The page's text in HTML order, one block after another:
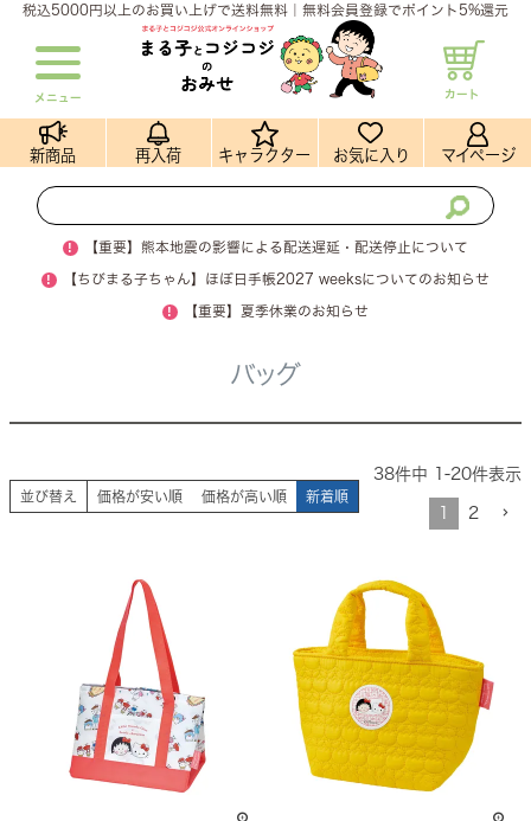
税込5000円以上のお買い上げで送料無料｜無料会員登録でポイント5%還元
メニュー カート
新商品 再入荷 キャラクター お気に入り マイページ
! 【重要】熊本地震の影響による配送遅延・配送停止について
! 【ちびまる子ちゃん】ほぼ日手帳2027 weeksについてのお知らせ
! 【重要】夏季休業のお知らせ
バッグ
並び替え 価格が安い順 価格が高い順 新着順
38件中 1 -20件表示
1 2